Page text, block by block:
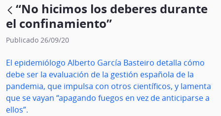
“No hicimos los deberes durante
el confinamiento”
Publicado 26/09/20
El epidemiólogo Alberto García Basteiro detalla cómo
debe ser la evaluación de la gestión española de la
pandemia, que impulsa con otros científicos, y lamenta
que se vayan “apagando fuegos en vez de anticiparse a
ellos”.